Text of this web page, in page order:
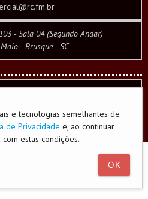
- Sala 04 (Segundo Andar)
- Brusque - SC
CW WebCorporation
e tecnologias semelhantes de
de Privacidade e, ao continuar
estas condições.
OK